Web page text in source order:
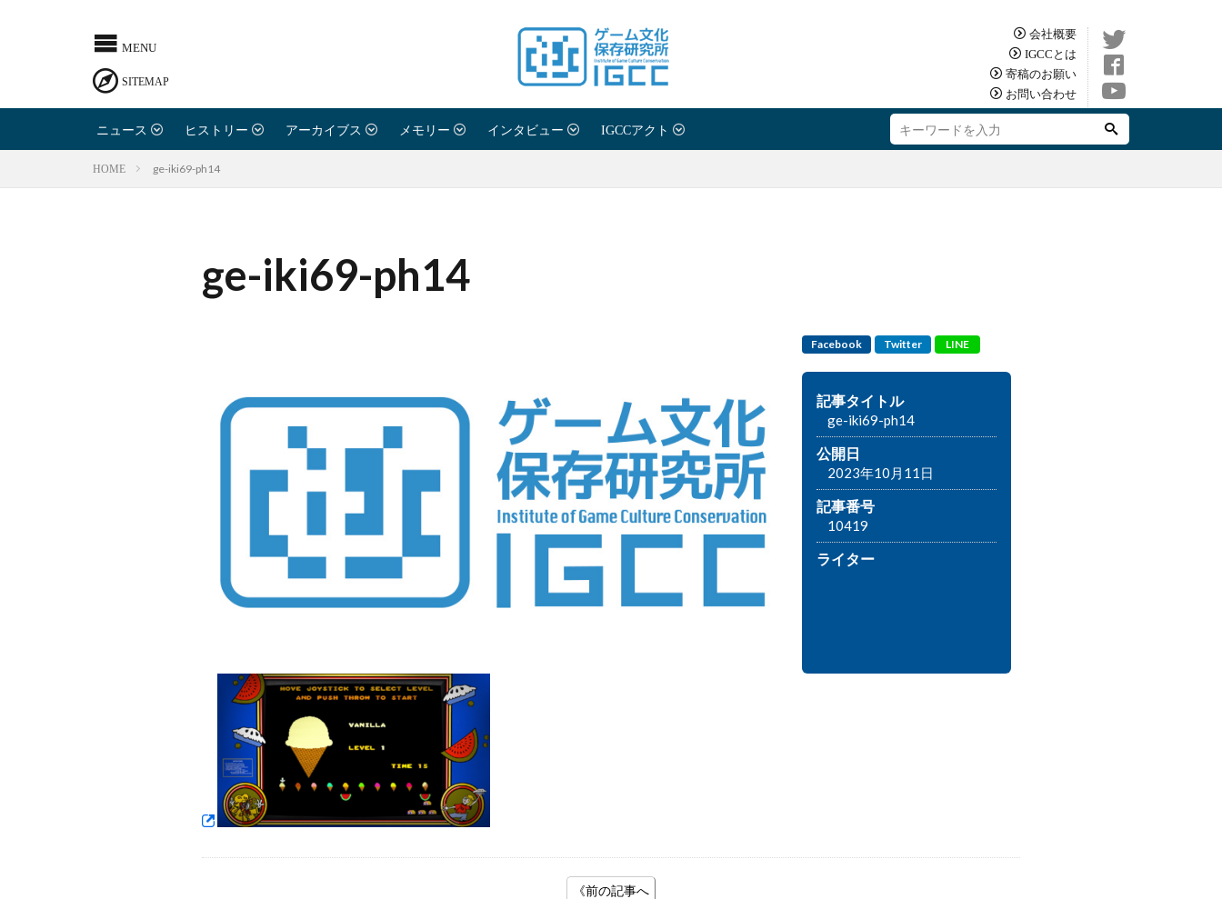
会社概要
IGCCとは
寄稿のお願い
お問い合わせ
ニュース ヒストリー アーカイブス メモリー インタビュー IGCCアクト
HOME ge-iki69-ph14
ge-iki69-ph14
Facebook Twitter LINE
記事タイトル
ge-iki69-ph14
公開日
2023年10月11日
記事番号
10419
ライター
《前の記事へ